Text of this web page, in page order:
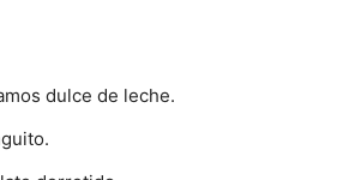
dulce de leche.